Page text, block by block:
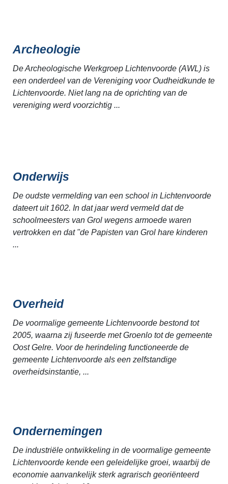
Archeologie
De Archeologische Werkgroep Lichtenvoorde (AWL) is
een onderdeel van de Vereniging voor Oudheidkunde te
Lichtenvoorde. Niet lang na de oprichting van de
vereniging werd voorzichtig ...
Onderwijs
De oudste vermelding van een school in Lichtenvoorde
dateert uit 1602. In dat jaar werd vermeld dat de
schoolmeesters van Grol wegens armoede waren
vertrokken en dat "de Papisten van Grol hare kinderen
...
Overheid
De voormalige gemeente Lichtenvoorde bestond tot
2005, waarna zij fuseerde met Groenlo tot de gemeente
Oost Gelre. Voor de herindeling functioneerde de
gemeente Lichtenvoorde als een zelfstandige
overheidsinstantie, ...
Ondernemingen
De industriële ontwikkeling in de voormalige gemeente
Lichtenvoorde kende een geleidelijke groei, waarbij de
economie aanvankelijk sterk agrarisch georiënteerd